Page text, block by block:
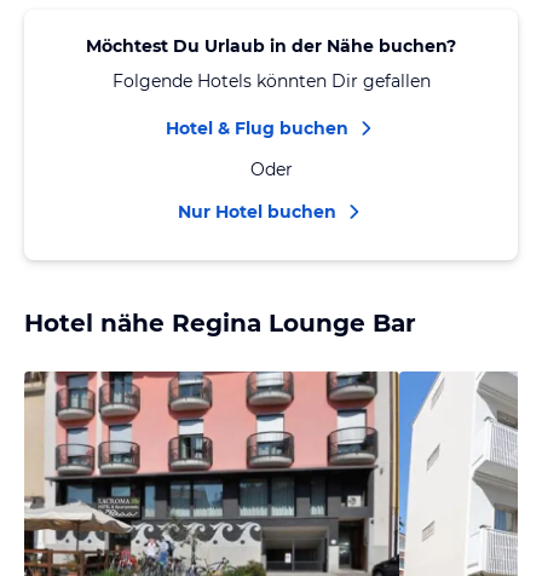
Möchtest Du Urlaub in der Nähe buchen?
Folgende Hotels könnten Dir gefallen
Hotel & Flug buchen
Oder
Nur Hotel buchen
Hotel nähe Regina Lounge Bar